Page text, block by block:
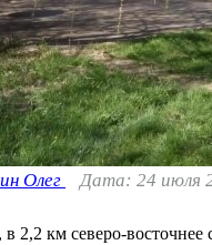
Олег Дата: 24 июля
2,2 км северо-